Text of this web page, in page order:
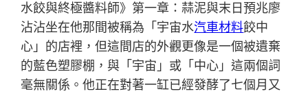
水餃與終極醬料師》第一章：蒜泥與末日預兆廖
沾沾坐在他那間被稱為「宇宙水汽車材料餃中
心」的店裡，但這間店的外觀更像是一個被遺棄
的藍色塑膠棚，與「宇宙」或「中心」這兩個詞
毫無關係。他正在對著一缸已經發酵了七個月又